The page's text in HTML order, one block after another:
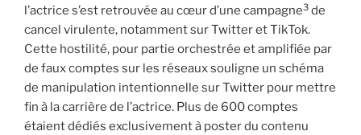
l’actrice s’est retrouvée au cœur d’une campagne3 de
cancel virulente, notamment sur Twitter et TikTok.
Cette hostilité, pour partie orchestrée et amplifiée par
de faux comptes sur les réseaux souligne un schéma
de manipulation intentionnelle sur Twitter pour mettre
fin à la carrière de l’actrice. Plus de 600 comptes
étaient dédiés exclusivement à poster du contenu